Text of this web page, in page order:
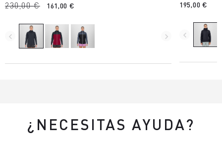
230,00 € 161,00 €
navigate_before navigate_next
195,00 €
navigate_before
¿NECESITAS AYUDA?